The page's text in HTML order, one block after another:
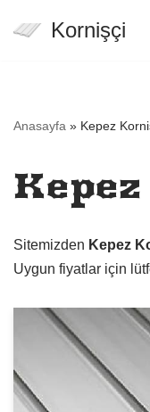
Kornişçi
Anasayfa » Kepez
Sitemizden Kepez
Uygun fiyatlar için